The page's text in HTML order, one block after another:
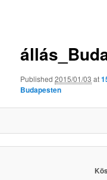
Published2015/01/03 at
Budapesten